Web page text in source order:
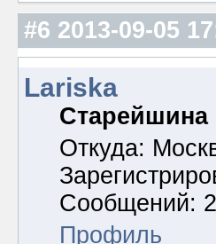
#6 2013-09-05
Lariska
Старейшина
Откуда:
Сообщений:
Профиль